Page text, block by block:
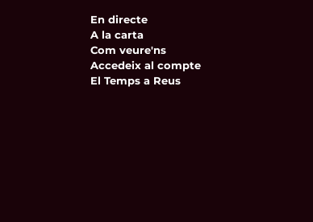
En directe
A la carta
Com veure'ns
Accedeix al compte
El Temps a Reus